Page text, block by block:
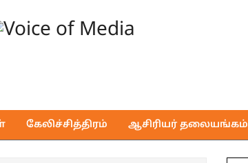
கேலிச்சித்திரம் ஆசிரியர் தலையங்கம்